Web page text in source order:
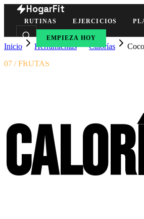
HogarFit
RUTINAS EJERCICIOS
EMPIEZA HOY
Inicio Herramientas Calorías
Coco
07 / FRUTAS